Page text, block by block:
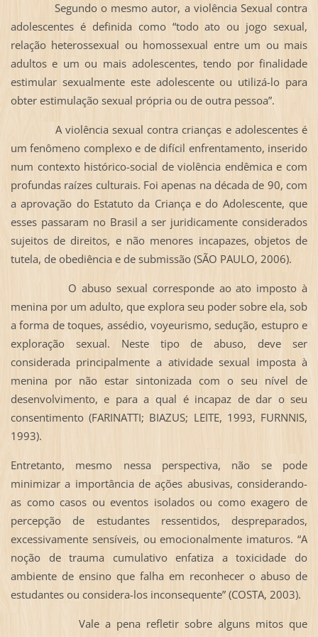
Segundo o mesmo autor, a violência Sexual contra
adolescentes é definida como “todo ato ou jogo sexual,
relação heterossexual ou homossexual entre um ou mais
adultos e um ou mais adolescentes, tendo por finalidade
estimular sexualmente este adolescente ou utilizá-lo para
obter estimulação sexual própria ou de outra pessoa”.
A violência sexual contra crianças e adolescentes é
um fenômeno complexo e de difícil enfrentamento, inserido
num contexto histórico-social de violência endêmica e com
profundas raízes culturais. Foi apenas na década de 90, com
a aprovação do Estatuto da Criança e do Adolescente, que
esses passaram no Brasil a ser juridicamente considerados
sujeitos de direitos, e não menores incapazes, objetos de
tutela, de obediência e de submissão (SÃO PAULO, 2006).
O abuso sexual corresponde ao ato imposto à
menina por um adulto, que explora seu poder sobre ela, sob
a forma de toques, assédio, voyeurismo, sedução, estupro e
exploração sexual. Neste tipo de abuso, deve ser
considerada principalmente a atividade sexual imposta à
menina por não estar sintonizada com o seu nível de
desenvolvimento, e para a qual é incapaz de dar o seu
consentimento (FARINATTI; BIAZUS; LEITE, 1993, FURNNIS,
1993).
Entretanto, mesmo nessa perspectiva, não se pode
minimizar a importância de ações abusivas, considerando-
as como casos ou eventos isolados ou como exagero de
percepção de estudantes ressentidos, despreparados,
excessivamente sensíveis, ou emocionalmente imaturos. “A
noção de trauma cumulativo enfatiza a toxicidade do
ambiente de ensino que falha em reconhecer o abuso de
estudantes ou considera-los inconsequente” (COSTA, 2003).
Vale a pena refletir sobre alguns mitos que